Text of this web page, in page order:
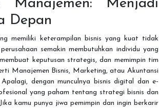
Menjadi
Depan
memiliki keterampilan bisnis yang kuat tidak
semakin membutuhkan individu yang
keputusan strategis, dan memimpin tim
Manajemen Bisnis, Marketing, atau Akuntansi
dengan munculnya bisnis digital dan e-
yang paham tentang strategi bisnis dan
kamu punya jiwa pemimpin dan ingin berkarir